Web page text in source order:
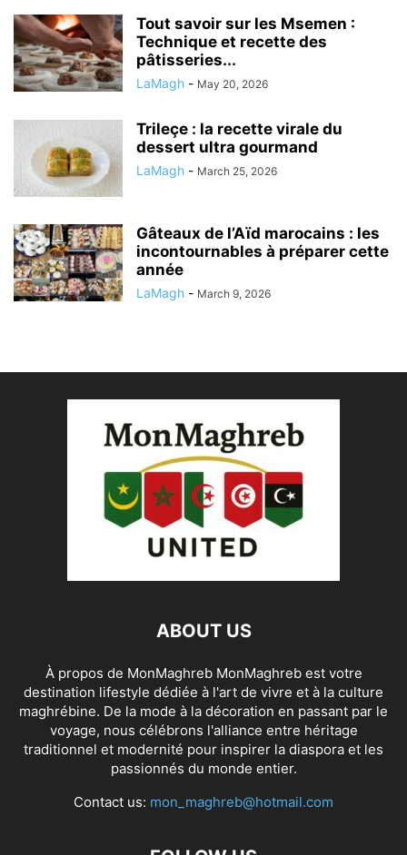
Tout savoir sur les Msemen :
Technique et recette des
pâtisseries...
LaMagh - May 20, 2026
Trileçe : la recette virale du
dessert ultra gourmand
LaMagh - March 25, 2026
Gâteaux de l’Aïd marocains : les
incontournables à préparer cette
année
LaMagh - March 9, 2026
ABOUT US
À propos de MonMaghreb MonMaghreb est votre
destination lifestyle dédiée à l'art de vivre et à la culture
maghrébine. De la mode à la décoration en passant par le
voyage, nous célébrons l'alliance entre héritage
traditionnel et modernité pour inspirer la diaspora et les
passionnés du monde entier.
Contact us: mon_maghreb@hotmail.com